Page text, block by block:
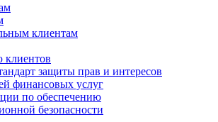
клиентам
защиты прав и интересов
финансовых услуг
по обеспечению
безопасности